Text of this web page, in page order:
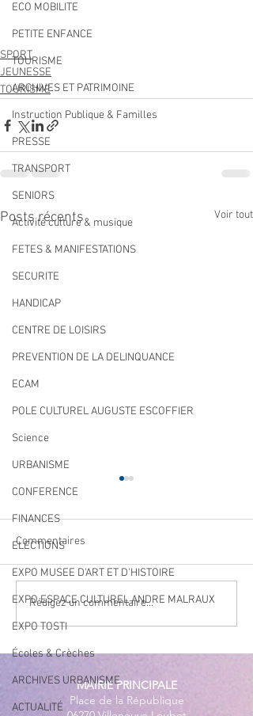
ECO MOBILITE
PETITE ENFANCE
TOURISME
ARCHIVES ET PATRIMOINE
Instruction Publique & Familles
PRESSE
TRANSPORT
SENIORS
Activité culture & musique
FETES & MANIFESTATIONS
SECURITE
HANDICAP
CENTRE DE LOISIRS
PREVENTION DE LA DELINQUANCE
ECAM
POLE CULTUREL AUGUSTE ESCOFFIER
Science
URBANISME
CONFERENCE
FINANCES
ELECTIONS
EXPO MUSEE D'ART ET D'HISTOIRE
EXPO ESPACE CULTUREL ANDRE MALRAUX
EXPO TOSTI
Écoles & Crèches
ARCHIVES URBANISME
ACTUALITÉ
SPORT
JEUNESSE
TOURISME
Posts récents Voir tout
Navettes estivales Envibus
gratuites
Commentaires
Rédigez un commentaire...
MAIRIE PRINCIPALE
Place de la République